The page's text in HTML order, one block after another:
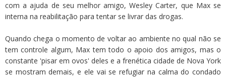
com a ajuda de seu melhor amigo, Wesley Carter, que Max se
interna na reabilitação para tentar se livrar das drogas.
Quando chega o momento de voltar ao ambiente no qual não se
tem controle algum, Max tem todo o apoio dos amigos, mas o
constante 'pisar em ovos' deles e a frenética cidade de Nova York
se mostram demais, e ele vai se refugiar na calma do condado